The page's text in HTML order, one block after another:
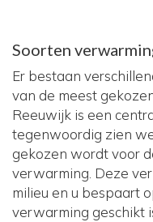
Soorten
Er bestaan
van de meest
Reeuwijk is een
tegenwoordig zien
gekozen wordt voor
verwarming. Deze
milieu en u bespaart
verwarming geschikt